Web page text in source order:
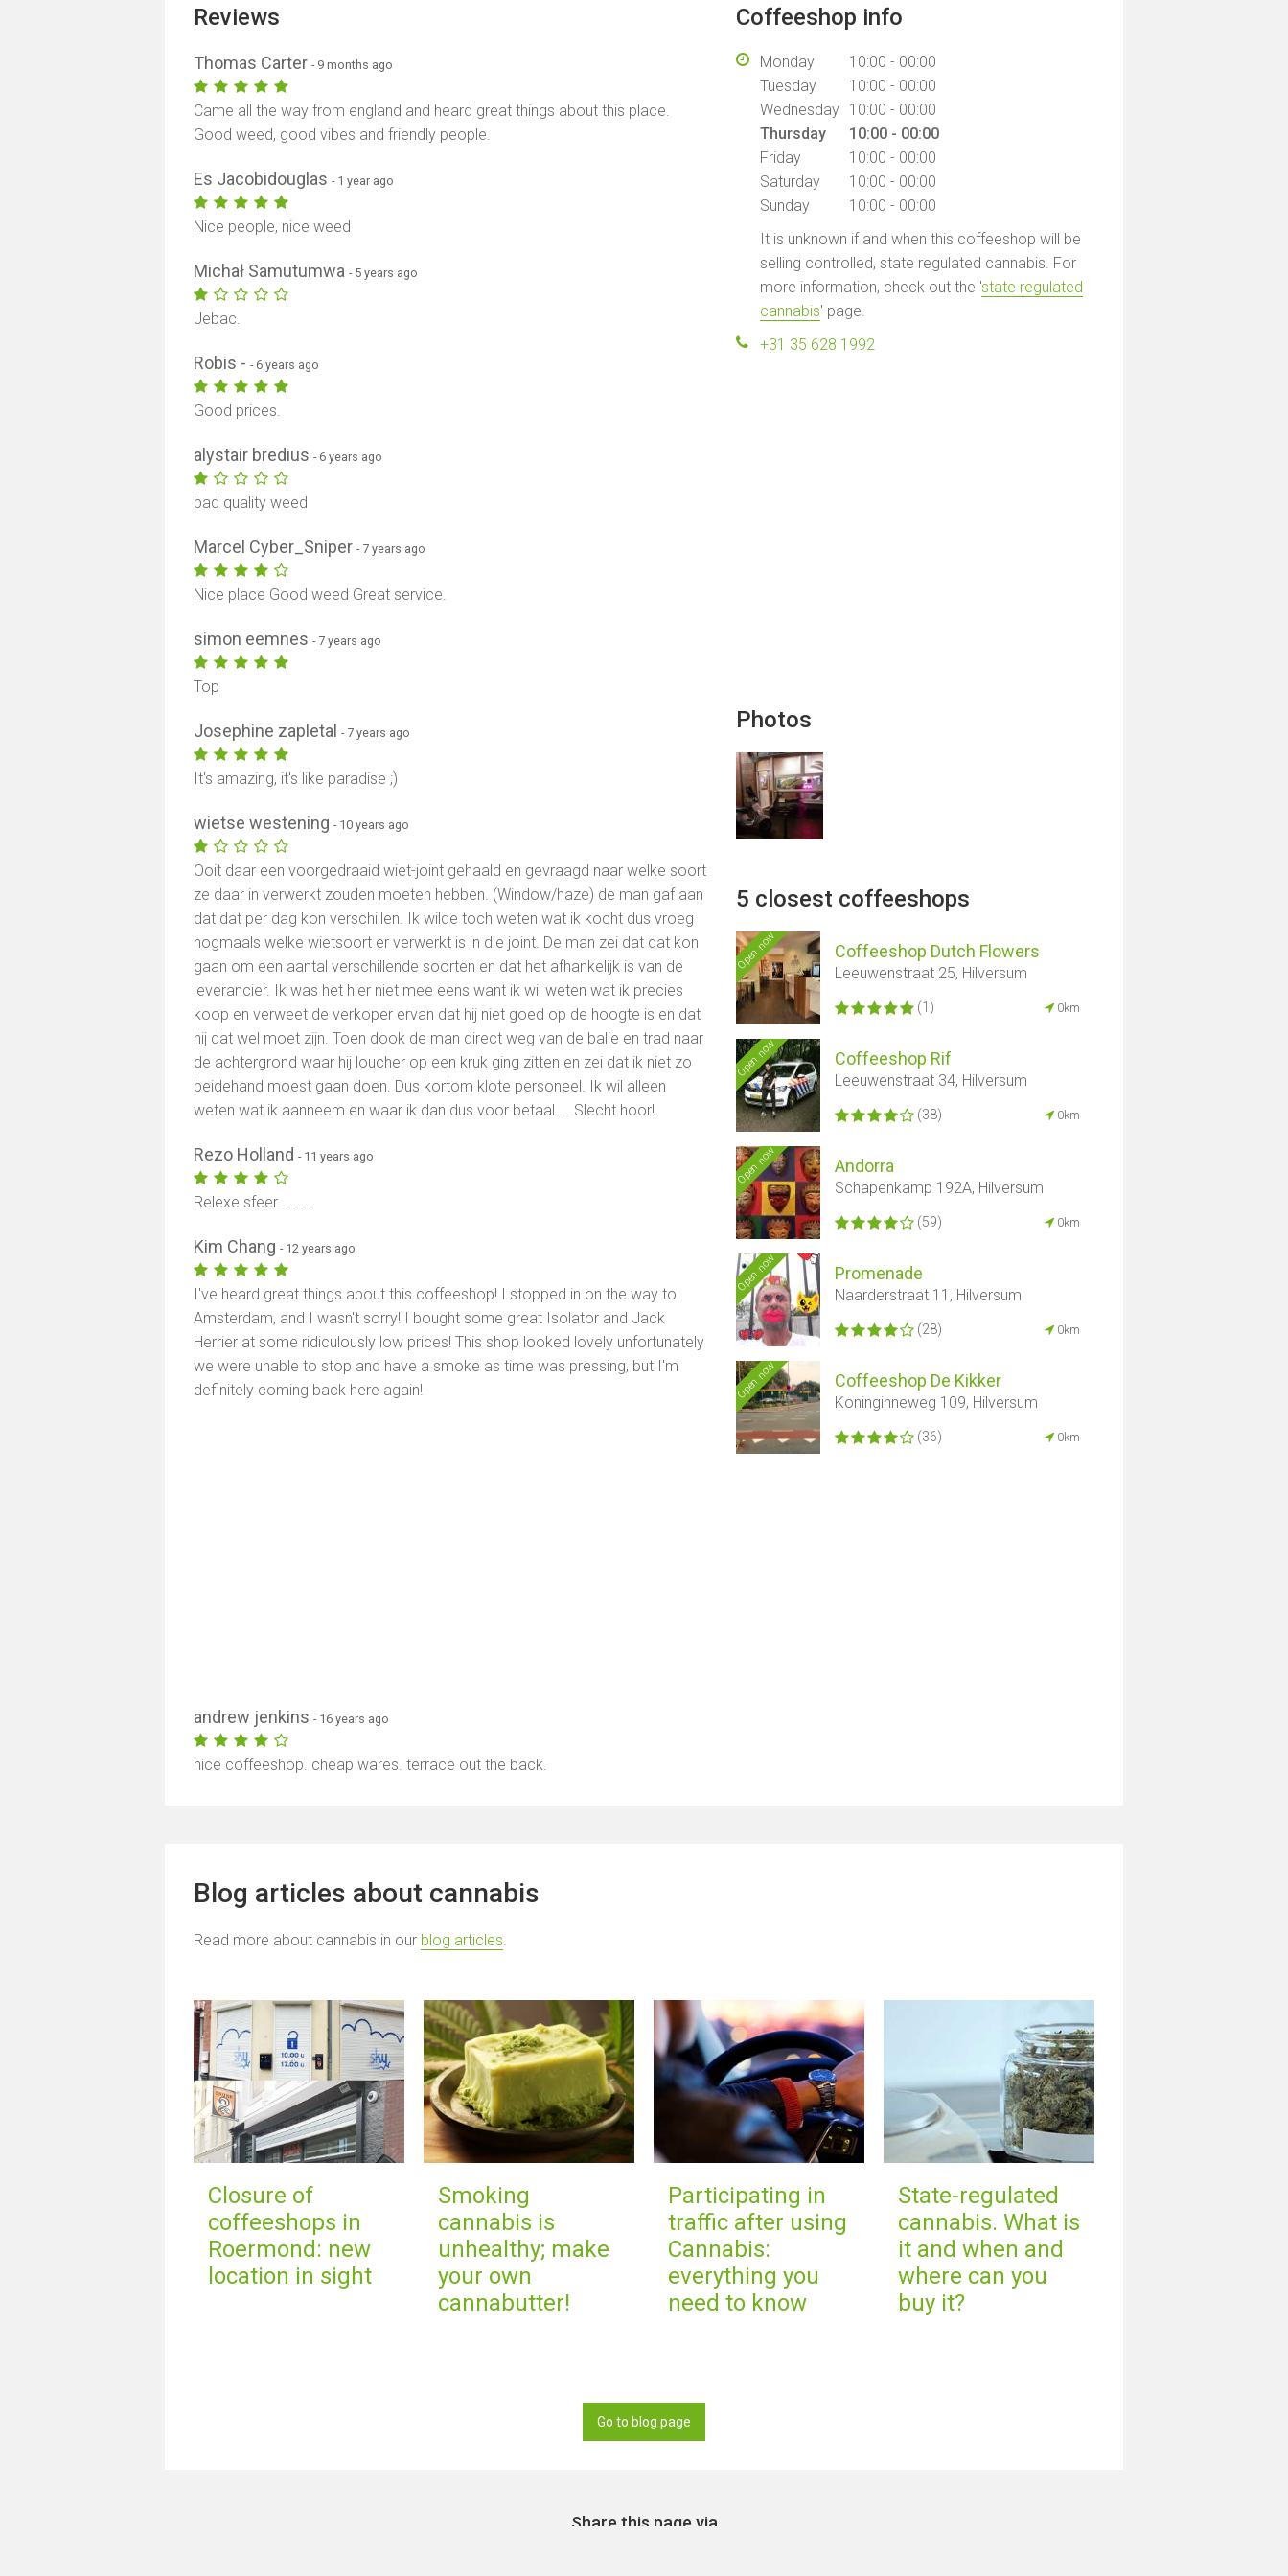
Coffeeshop info
Monday
10:00 - 00:00
Tuesday
10:00 - 00:00
Wednesday 10:00 - 00:00
Thursday
10:00 - 00:00
Friday
10:00 - 00:00
Saturday
10:00 - 00:00
Sunday
10:00 - 00:00
It is unknown if and when this coffeeshop will be
selling controlled, state regulated cannabis. For
more information, check out the 'state regulated
cannabis' page.
+31 35 628 1992
Photos
5 closest coffeeshops
Open now Coffeeshop Dutch Flowers
Leeuwenstraat 25, Hilversum
(1) 0km
Open now Coffeeshop Rif
Leeuwenstraat 34, Hilversum
(38) 0km
Open now Andorra
Schapenkamp 192A, Hilversum
(59) 0km
Open now Promenade
Naarderstraat 11, Hilversum
(28) 0km
Open now Coffeeshop De Kikker
Koninginneweg 109, Hilversum
(36) 0km
Reviews
Thomas Carter- 9 months ago
Came all the way from england and heard great things about this place.
Good weed, good vibes and friendly people.
Es Jacobidouglas- 1 year ago
Nice people, nice weed
Michał Samutumwa- 5 years ago
Jebac.
Robis -- 6 years ago
Good prices.
alystair bredius- 6 years ago
bad quality weed
Marcel Cyber_Sniper- 7 years ago
Nice place Good weed Great service.
simon eemnes- 7 years ago
Top
Josephine zapletal- 7 years ago
It's amazing, it's like paradise ;)
wietse westening- 10 years ago
Ooit daar een voorgedraaid wiet-joint gehaald en gevraagd naar welke soort
ze daar in verwerkt zouden moeten hebben. (Window/haze) de man gaf aan
dat dat per dag kon verschillen. Ik wilde toch weten wat ik kocht dus vroeg
nogmaals welke wietsoort er verwerkt is in die joint. De man zei dat dat kon
gaan om een aantal verschillende soorten en dat het afhankelijk is van de
leverancier. Ik was het hier niet mee eens want ik wil weten wat ik precies
koop en verweet de verkoper ervan dat hij niet goed op de hoogte is en dat
hij dat wel moet zijn. Toen dook de man direct weg van de balie en trad naar
de achtergrond waar hij loucher op een kruk ging zitten en zei dat ik niet zo
beidehand moest gaan doen. Dus kortom klote personeel. Ik wil alleen
weten wat ik aanneem en waar ik dan dus voor betaal.... Slecht hoor!
Rezo Holland- 11 years ago
Relexe sfeer. ........
Kim Chang- 12 years ago
I've heard great things about this coffeeshop! I stopped in on the way to
Amsterdam, and I wasn't sorry! I bought some great Isolator and Jack
Herrier at some ridiculously low prices! This shop looked lovely unfortunately
we were unable to stop and have a smoke as time was pressing, but I'm
definitely coming back here again!
andrew jenkins- 16 years ago
nice coffeeshop. cheap wares. terrace out the back.
Blog articles about cannabis
Read more about cannabis in our blog articles.
Closure of
coffeeshops in
Roermond: new
location in sight
Smoking
cannabis is
unhealthy; make
your own
cannabutter!
Participating in
traffic after using
Cannabis:
everything you
need to know
State-regulated
cannabis. What is
it and when and
where can you
buy it?
Go to blog page
Share this page via